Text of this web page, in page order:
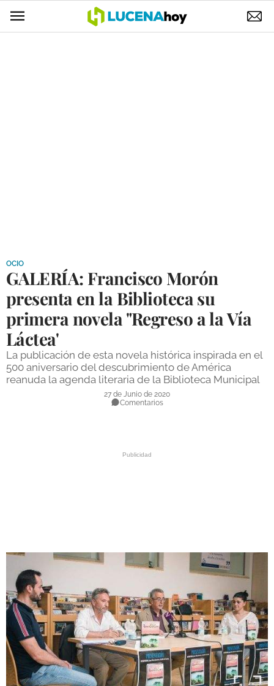
DEPORTES
COMPETICIONES
DEPORTE BASE
OPINIÓN
VENTANA CIUDADANA
GALERÍAS
OCIO
GALERÍA: Francisco Morón
presenta en la Biblioteca su
primera novela "Regreso a la Vía
Láctea'
La publicación de esta novela histórica inspirada en el
500 aniversario del descubrimiento de América
reanuda la agenda literaria de la Biblioteca Municipal
27 de Junio de 2020
Comentarios